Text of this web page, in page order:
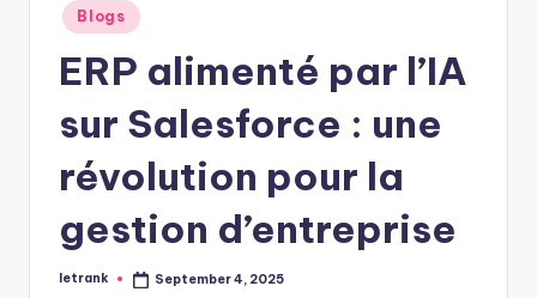
Posted
in
Blogs
ERP alimenté par l’IA
sur Salesforce : une
révolution pour la
gestion d’entreprise
Posted
letrank September 4, 2025